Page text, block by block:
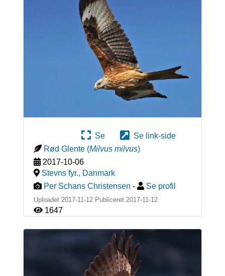
Se
Se link-side
Rød Glente (Milvus milvus)
2017-10-06
Stevns fyr., Danmark
Per Schans Christensen - Se profil
Uploadet 2017-11-12 Publiceret 2017-11-12
1647